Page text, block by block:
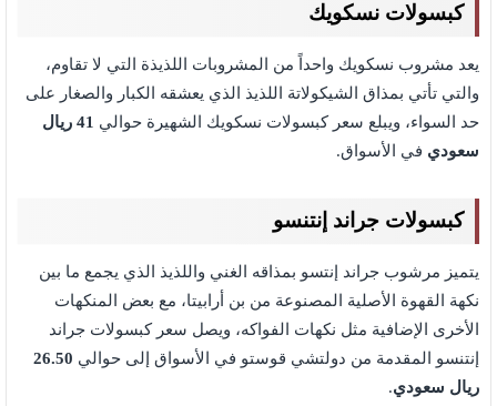
كبسولات نسكويك
يعد مشروب نسكويك واحداً من المشروبات اللذيذة التي لا تقاوم،
والتي تأتي بمذاق الشيكولاتة اللذيذ الذي يعشقه الكبار والصغار على
حد السواء، ويبلع سعر كبسولات نسكويك الشهيرة حوالي
41 ريال
سعودي في الأسواق.
كبسولات جراند إنتنسو
يتميز مرشوب جراند إنتسو بمذاقه الغني واللذيذ الذي يجمع ما بين
نكهة القهوة الأصلية المصنوعة من بن أرابيتا، مع بعض المنكهات
الأخرى الإضافية مثل نكهات الفواكه، ويصل سعر كبسولات جراند
إنتنسو المقدمة من دولتشي قوستو في الأسواق إلى حوالي 26.50
ريال سعودي.